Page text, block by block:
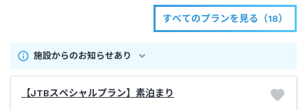
すべてのプランを見る（18）
施設からのお知らせあり
【JTBスペシャルプラン】素泊まり